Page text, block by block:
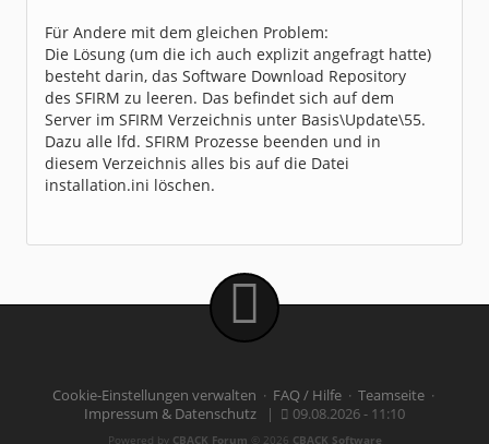
Für Andere mit dem gleichen Problem:
Die Lösung (um die ich auch explizit angefragt hatte)
besteht darin, das Software Download Repository
des SFIRM zu leeren. Das befindet sich auf dem
Server im SFIRM Verzeichnis unter Basis\Update\55.
Dazu alle lfd. SFIRM Prozesse beenden und in
diesem Verzeichnis alles bis auf die Datei
installation.ini löschen.
Cookie-Einstellungen verwalten · FAQ / Hilfe· Teamseite·
Impressum & Datenschutz | 09.08.2026 - 11:10
Powered by CBACK Forum © 2026 CBACK Software